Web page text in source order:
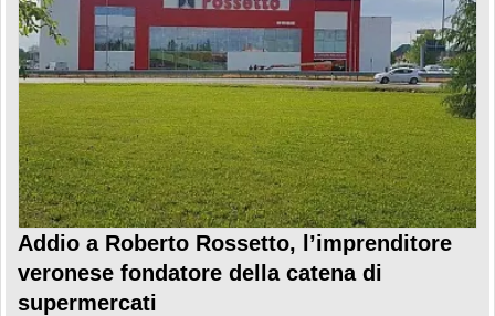
Addio a Roberto Rossetto, l’imprenditore
veronese fondatore della catena di
supermercati